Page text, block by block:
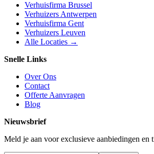
Verhuisfirma Brussel
Verhuizers Antwerpen
Verhuisfirma Gent
Verhuizers Leuven
Alle Locaties →
Snelle Links
Over Ons
Contact
Offerte Aanvragen
Blog
Nieuwsbrief
Meld je aan voor exclusieve aanbiedingen en